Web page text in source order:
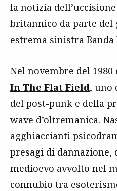
la notizia
britannico da parte
estrema sinistra Banda
Nel novembre del 1980
In The Flat Field, uno
del post-punk e della
wave d’oltremanica.
agghiaccianti
presagi di dannazione,
medioevo avvolto nel
connubio tra